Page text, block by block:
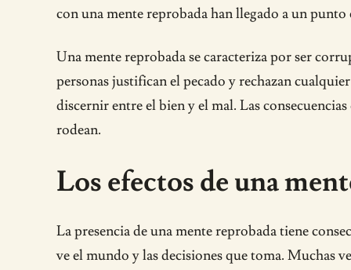
con una mente reprobada han llegado a un
Una mente reprobada se caracteriza por ser
personas justifican el pecado y rechazan
discernir entre el bien y el mal. Las
rodean.
Los efectos de una
La presencia de una mente reprobada tiene
ve el mundo y las decisiones que toma. Muchas